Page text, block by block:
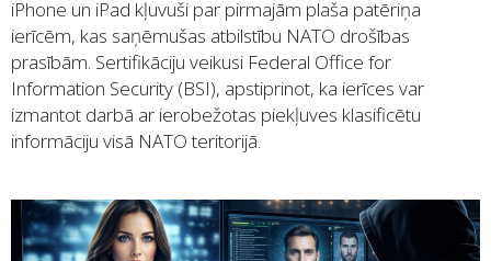
iPhone un iPad kļuvuši par pirmajām plaša patēriņa
ierīcēm, kas saņēmušas atbilstību NATO drošības
prasībām. Sertifikāciju veikusi Federal Office for
Information Security (BSI), apstiprinot, ka ierīces var
izmantot darbā ar ierobežotas piekļuves klasificētu
informāciju visā NATO teritorijā.